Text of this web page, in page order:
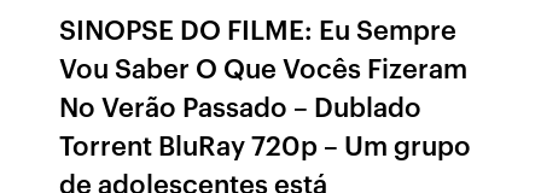
SINOPSE DO FILME: Eu Sempre
Vou Saber O Que Vocês Fizeram
No Verão Passado – Dublado
Torrent BluRay 720p – Um grupo
de adolescentes está